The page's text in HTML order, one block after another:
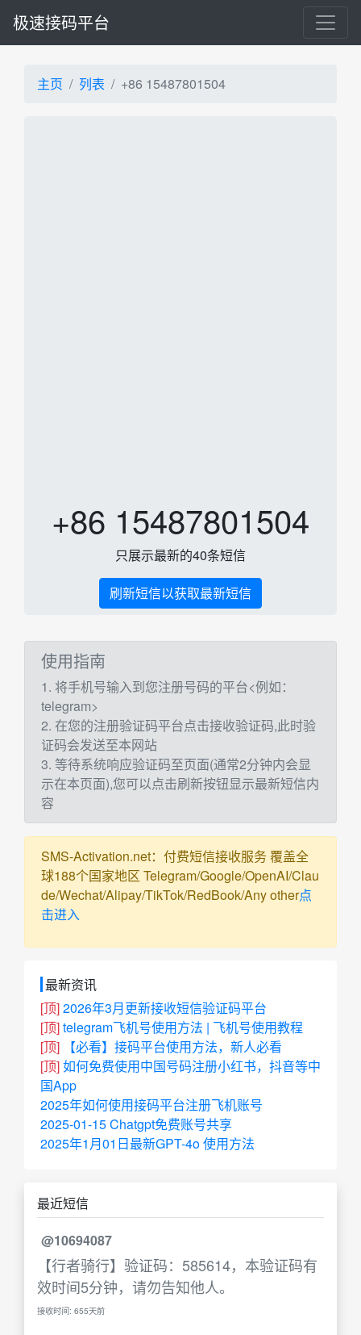
极速接码平台
主页 列表 +86 15487801504
+86 15487801504
只展示最新的40条短信
刷新短信以获取最新短信
使用指南
1. 将手机号输入到您注册号码的平台<例如：
telegram>
2. 在您的注册验证码平台点击接收验证码,此时验
证码会发送至本网站
3. 等待系统响应验证码至页面(通常2分钟内会显
示在本页面),您可以点击刷新按钮显示最新短信内
容
SMS-Activation.net：付费短信接收服务 覆盖全
球188个国家地区 Telegram/Google/OpenAI/Clau
de/Wechat/Alipay/TikTok/RedBook/Any other点
击进入
最新资讯
[顶]2026年3月更新接收短信验证码平台
[顶]telegram飞机号使用方法 | 飞机号使用教程
[顶]
【必看】接码平台使用方法，新人必看
[顶]如何免费使用中国号码注册小红书，抖音等中
国App
2025年如何使用接码平台注册飞机账号
2025-01-15 Chatgpt免费账号共享
2025年1月01日最新GPT-4o 使用方法
最近短信
@10694087
【行者骑行】验证码：585614，本验证码有
效时间5分钟，请勿告知他人。
接收时间: 655天前